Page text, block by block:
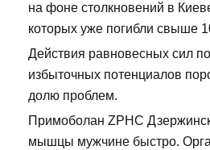
на фоне столкновений в
которых уже погибли свыше
Действия равновесных сил
избыточных потенциалов
долю проблем.
Примоболан ZPHC
мышцы мужчине быстро.